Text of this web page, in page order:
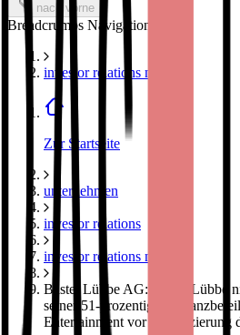
nach vorne
Breadcrumbs Navigation
investor relations news
Zur Startseite
unternehmen
investor relations
investor relations news
Bastei Lübbe AG: Bastei Lübbe
seiner 51-prozentigen
Entertainment vor - Reduzierung